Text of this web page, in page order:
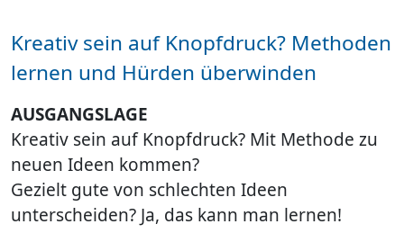
Kreativ sein auf Knopfdruck? Methoden
lernen und Hürden überwinden
AUSGANGSLAGE
Kreativ sein auf Knopfdruck? Mit Methode zu
neuen Ideen kommen?
Gezielt gute von schlechten Ideen
unterscheiden? Ja, das kann man lernen!